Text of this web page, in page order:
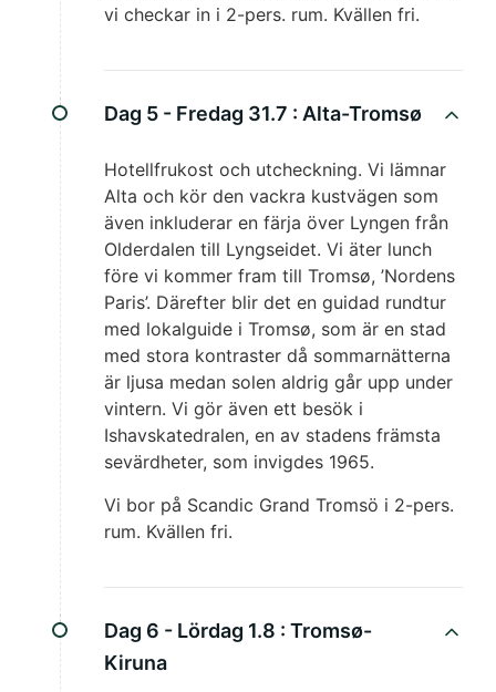
vi checkar in i 2-pers. rum. Kvällen fri.
Dag 5 - Fredag 31.7 : Alta-Tromsø
Hotellfrukost och utcheckning. Vi lämnar
Alta och kör den vackra kustvägen som
även inkluderar en färja över Lyngen från
Olderdalen till Lyngseidet. Vi äter lunch
före vi kommer fram till Tromsø, ’Nordens
Paris’. Därefter blir det en guidad rundtur
med lokalguide i Tromsø, som är en stad
med stora kontraster då sommarnätterna
är ljusa medan solen aldrig går upp under
vintern. Vi gör även ett besök i
Ishavskatedralen, en av stadens främsta
sevärdheter, som invigdes 1965.
Vi bor på Scandic Grand Tromsö i 2-pers.
rum. Kvällen fri.
Dag 6 - Lördag 1.8 : Tromsø-
Kiruna